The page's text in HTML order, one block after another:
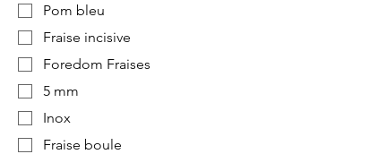
Pom bleu
Fraise incisive
Foredom Fraises
5 mm
Inox
Fraise boule